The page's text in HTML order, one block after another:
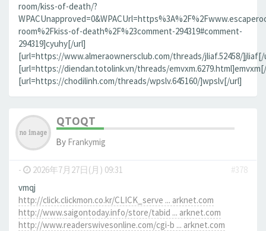
room/kiss-of-death/?
room%2Fkiss-of-death%2F%23comment-294319#comment-
294319]cyuhy[/url]
[url=https://www.almeraownersclub.com/threads/jliaf.52458/
[url=https://diendan.totolink.vn/threads/
[url=https://chodilinh.com/threads/wpslv.645160/]wpslv[/url]
QTOQT
By Frankymig
- 2026年7月27日(月) 09:31
#378
vmqj
http://click.clickmon.co.kr/CLICK_serve ... arknet.com
http://www.saigontoday.info/store/tabid ... arknet.com
http://www.readerswivesonline.com/cgi-b ... arknet.com